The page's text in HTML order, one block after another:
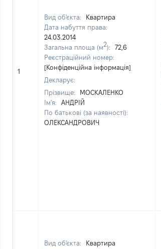
1
Вид об'єкта:
Квартира
Дата набуття права:
24.03.2014
Загальна площа (м2):
72,6
Реєстраційний номер:
[Конфіденційна інформація]
Декларує:
Прізвище:
МОСКАЛЕНКО
Ім'я:
АНДРІЙ
По батькові (за наявності):
ОЛЕКСАНДРОВИЧ
Вид об'єкта:
Квартира